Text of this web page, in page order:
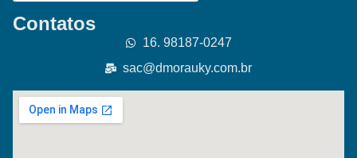
Contatos
16. 98187-0247
sac@dmorauky.com.br